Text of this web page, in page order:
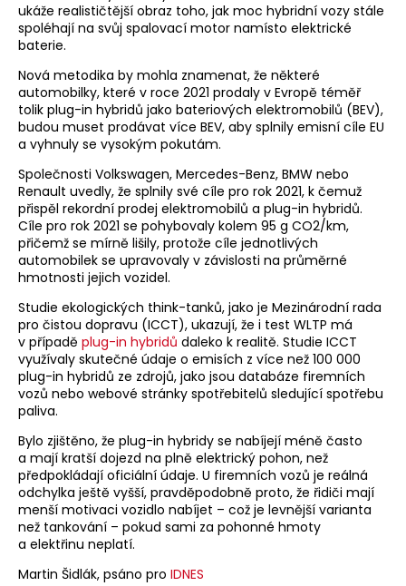
ukáže realističtější obraz toho, jak moc hybridní vozy stále
spoléhají na svůj spalovací motor namísto elektrické
baterie.
Nová metodika by mohla znamenat, že některé
automobilky, které v roce 2021 prodaly v Evropě téměř
tolik plug-in hybridů jako bateriových elektromobilů (BEV),
budou muset prodávat více BEV, aby splnily emisní cíle EU
a vyhnuly se vysokým pokutám.
Společnosti Volkswagen, Mercedes-Benz, BMW nebo
Renault uvedly, že splnily své cíle pro rok 2021, k čemuž
přispěl rekordní prodej elektromobilů a plug-in hybridů.
Cíle pro rok 2021 se pohybovaly kolem 95 g CO2/km,
přičemž se mírně lišily, protože cíle jednotlivých
automobilek se upravovaly v závislosti na průměrné
hmotnosti jejich vozidel.
Studie ekologických think-tanků, jako je Mezinárodní rada
pro čistou dopravu (ICCT), ukazují, že i test WLTP má
v případě plug-in hybridů daleko k realitě. Studie ICCT
využívaly skutečné údaje o emisích z více než 100 000
plug-in hybridů ze zdrojů, jako jsou databáze firemních
vozů nebo webové stránky spotřebitelů sledující spotřebu
paliva.
Bylo zjištěno, že plug-in hybridy se nabíjejí méně často
a mají kratší dojezd na plně elektrický pohon, než
předpokládají oficiální údaje. U firemních vozů je reálná
odchylka ještě vyšší, pravděpodobně proto, že řidiči mají
menší motivaci vozidlo nabíjet – což je levnější varianta
než tankování – pokud sami za pohonné hmoty
a elektřinu neplatí.
Martin Šidlák, psáno pro IDNES